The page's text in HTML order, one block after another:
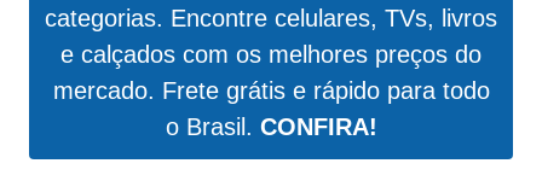
categorias. Encontre celulares, TVs, livros
e calçados com os melhores preços do
mercado. Frete grátis e rápido para todo
o Brasil. CONFIRA!